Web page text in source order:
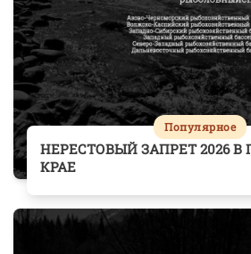
Популярное
НЕРЕСТОВЫЙ ЗАПРЕТ 2026
КРАЕ